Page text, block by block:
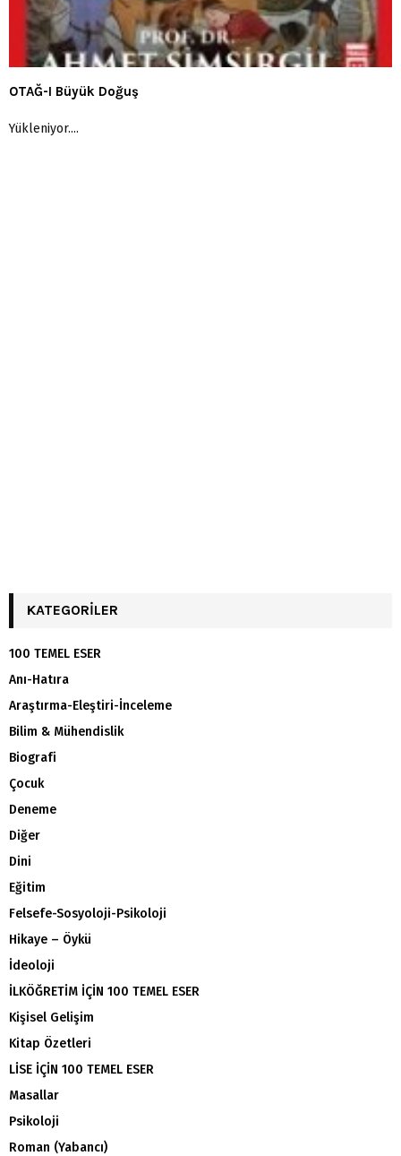
OTAĞ-I Büyük Doğuş
Yükleniyor....
KATEGORILER
100 TEMEL ESER
Anı-Hatıra
Araştırma-Eleştiri-İnceleme
Bilim & Mühendislik
Biografi
Çocuk
Deneme
Diğer
Dini
Eğitim
Felsefe-Sosyoloji-Psikoloji
Hikaye – Öykü
İdeoloji
İLKÖĞRETİM İÇİN 100 TEMEL ESER
Kişisel Gelişim
Kitap Özetleri
LİSE İÇİN 100 TEMEL ESER
Masallar
Psikoloji
Roman (Yabancı)